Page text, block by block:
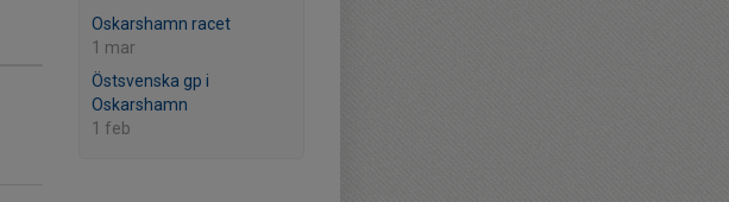
Oskarshamn racet
1 mar
Östsvenska gp i
Oskarshamn
1 feb